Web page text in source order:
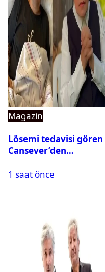
Magazin
Lösemi tedavisi gören
Cansever’den
1 saat önce